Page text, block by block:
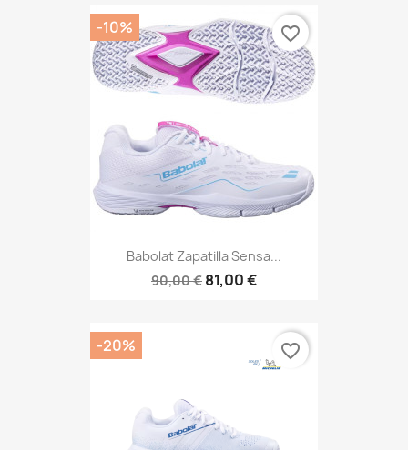
Babolat Zapatilla Sensa...
90,00 € 81,00 €
-10% favorite_border
-20% favorite_border